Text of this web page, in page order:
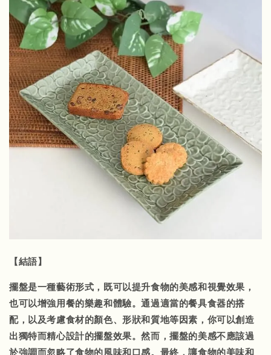
【結語】
擺盤是一種藝術形式，既可以提升食物的美感和視覺效果，
也可以增強用餐的樂趣和體驗。通過適當的餐具食器的搭
配，以及考慮食材的顏色、形狀和質地等因素，你可以創造
出獨特而精心設計的擺盤效果。然而，擺盤的美感不應該過
於強調而忽略了食物的風味和口感。最終，讓食物的美味和